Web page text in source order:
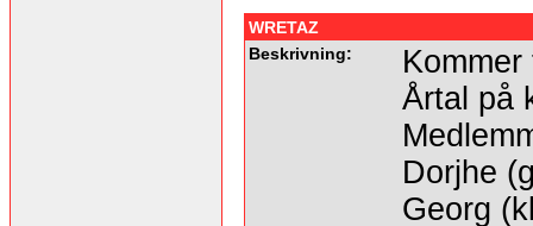
WRETAZ
Beskrivning:
Årtal på
Dorjhe
Georg